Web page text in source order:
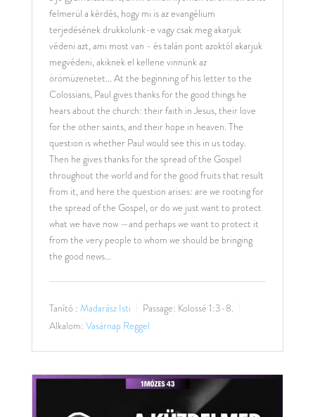
felmerül a kérdés, hogy mi is az evangélium
terjedésének drukkolunk-e vagy csak meg akarjuk
védeni azt, ami most van - és talán pont azoktól akarjuk
megvédeni, akiknek el kellene vinnünk az
örömüzenetet... At the beginning of his letter to the
Colossians, Paul gives thanks for the good things he
hears about the church: their faith in Jesus, their love
for the other saints, and their hope in heaven. The
question is whether Paul would see this in us today.
Then he gives thanks for the spread of the Gospel
throughout the world and for the good fruits that result
from it, and here the question arises: are we rooting for
the spread of the Gospel, or do we just want to protect
what we have now —and perhaps we want to protect it
from the very people to whom we should be bringing
the good news...
Tanító : Madarász Isti Passage: Kolossé 1:3-8.
Alkalom: Vasárnap Reggel